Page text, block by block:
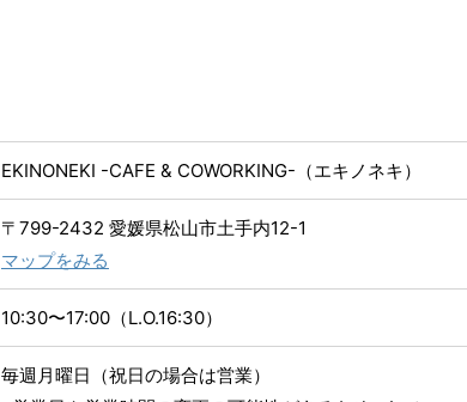
EKINONEKI -CAFE & COWORKING-（エキノネキ）
〒799-2432 愛媛県松山市土手内12-1
マップをみる
10:30〜17:00（L.O.16:30）
毎週月曜日（祝日の場合は営業）